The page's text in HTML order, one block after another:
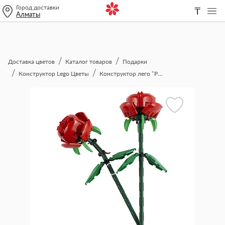
Город доставки
Алматы ₸
Доставка цветов Каталог товаров
Подарки
Конструктор Lego Цветы
Конструктор лего "Розы"